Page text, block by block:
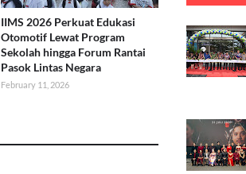
IIMS 2026 Perkuat Edukasi
Otomotif Lewat Program
Sekolah hingga Forum Rantai
Pasok Lintas Negara
February 11, 2026